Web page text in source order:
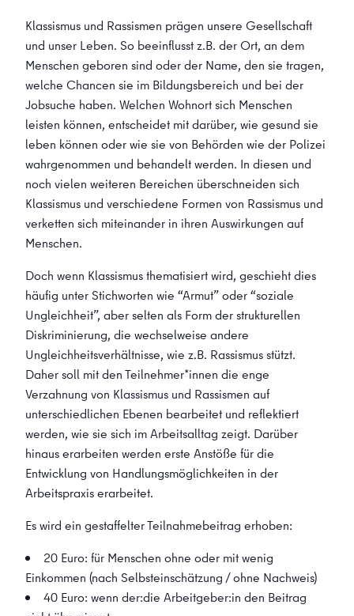
Klassismus und Rassismen prägen unsere Gesellschaft
und unser Leben. So beeinflusst z.B. der Ort, an dem
Menschen geboren sind oder der Name, den sie tragen,
welche Chancen sie im Bildungsbereich und bei der
Jobsuche haben. Welchen Wohnort sich Menschen
leisten können, entscheidet mit darüber, wie gesund sie
leben können oder wie sie von Behörden wie der Polizei
wahrgenommen und behandelt werden. In diesen und
noch vielen weiteren Bereichen überschneiden sich
Klassismus und verschiedene Formen von Rassismus und
verketten sich miteinander in ihren Auswirkungen auf
Menschen.
Doch wenn Klassismus thematisiert wird, geschieht dies
häufig unter Stichworten wie “Armut” oder “soziale
Ungleichheit”, aber selten als Form der strukturellen
Diskriminierung, die wechselweise andere
Ungleichheitsverhältnisse, wie z.B. Rassismus stützt.
Daher soll mit den Teilnehmer*innen die enge
Verzahnung von Klassismus und Rassismen auf
unterschiedlichen Ebenen bearbeitet und reflektiert
werden, wie sie sich im Arbeitsalltag zeigt. Darüber
hinaus erarbeiten werden erste Anstöße für die
Entwicklung von Handlungsmöglichkeiten in der
Arbeitspraxis erarbeitet.
Es wird ein gestaffelter Teilnahmebeitrag erhoben:
20 Euro: für Menschen ohne oder mit wenig
Einkommen (nach Selbsteinschätzung / ohne Nachweis)
40 Euro: wenn der:die Arbeitgeber:in den Beitrag